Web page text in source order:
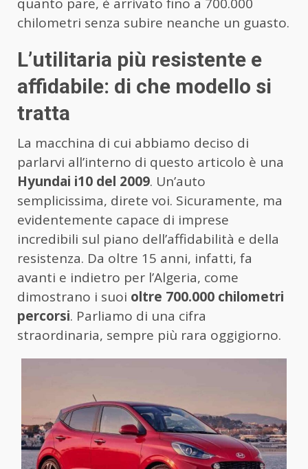
quanto pare, è arrivato fino a 700.000
chilometri senza subire neanche un guasto.
L’utilitaria più resistente e
affidabile: di che modello si
tratta
La macchina di cui abbiamo deciso di
parlarvi all’interno di questo articolo è una
Hyundai i10 del 2009. Un’auto
semplicissima, direte voi. Sicuramente, ma
evidentemente capace di imprese
incredibili sul piano dell’affidabilità e della
resistenza. Da oltre 15 anni, infatti, fa
avanti e indietro per l’Algeria, come
dimostrano i suoi oltre 700.000 chilometri
percorsi. Parliamo di una cifra
straordinaria, sempre più rara oggigiorno.